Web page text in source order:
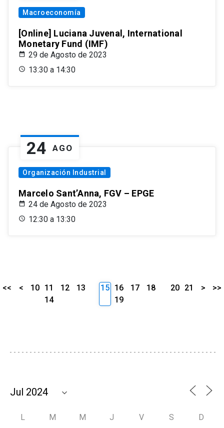
Macroeconomía
[Online] Luciana Juvenal, International
Monetary Fund (IMF)
29 de Agosto de 2023
13:30 a 14:30
24 AGO
Organización Industrial
Marcelo Sant’Anna, FGV – EPGE
24 de Agosto de 2023
12:30 a 13:30
<< < 10 11 12
13
14
15 16 17
18
19
20 21 > >>
L M M J V S D